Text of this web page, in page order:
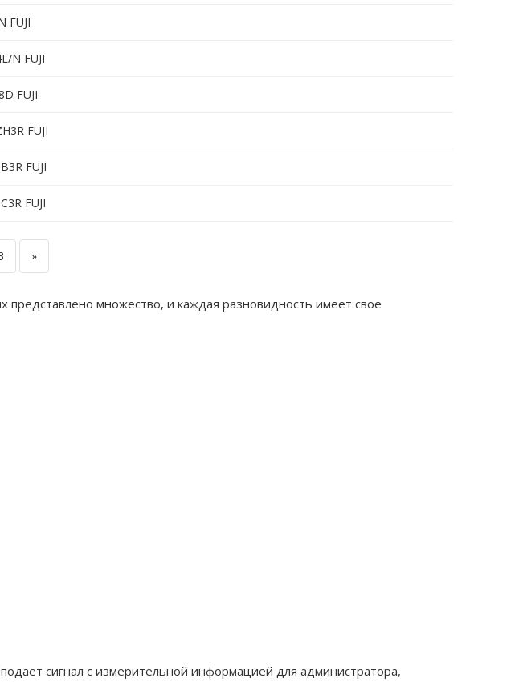
FUJI
N FUJI
FUJI
FUJI
FUJI
FUJI
»
множество, и каждая разновидность имеет свое
сигнал с измерительной информацией для администратора,